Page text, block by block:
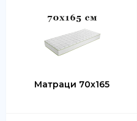
Матраци 70х165